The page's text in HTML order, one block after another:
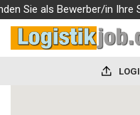
Sie als Bewerber/in Ihre